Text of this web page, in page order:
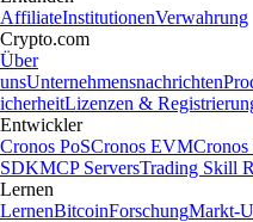
AffiliateInstitutionenVerwahrung
Crypto.com
Über
unsUnternehmensnachrichten
icherheitLizenzen &
Entwickler
Cronos PoSCronos EVM
SDKMCP ServersTrading Skill
Lernen
LernenBitcoinForschungMarkt-